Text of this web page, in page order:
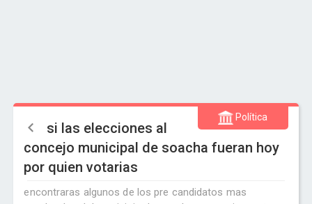
Política
si las elecciones al
concejo municipal de soacha fueran hoy
por quien votarias
encontraras algunos de los pre candidatos mas